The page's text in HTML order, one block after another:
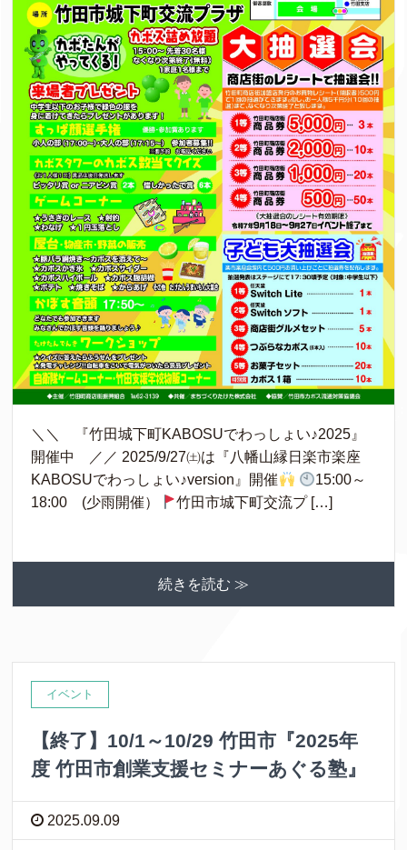
＼＼ 『竹田城下町KABOSUでわっしょい♪2025』
開催中 ／／ 2025/9/27㈯は『八幡山縁日楽市楽座
KABOSUでわっしょい♪version』開催
15:00～
18:00 (少雨開催）
竹田市城下町交流プ […]
続きを読む ≫
イベント
【終了】10/1～10/29 竹田市『2025年
度 竹田市創業支援セミナーあぐる塾』
2025.09.09